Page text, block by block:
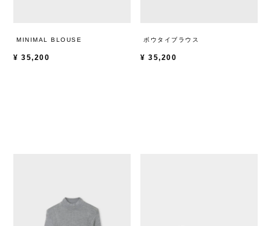
MINIMAL BLOUSE
¥ 35,200
ボウタイブラウス
¥ 35,200